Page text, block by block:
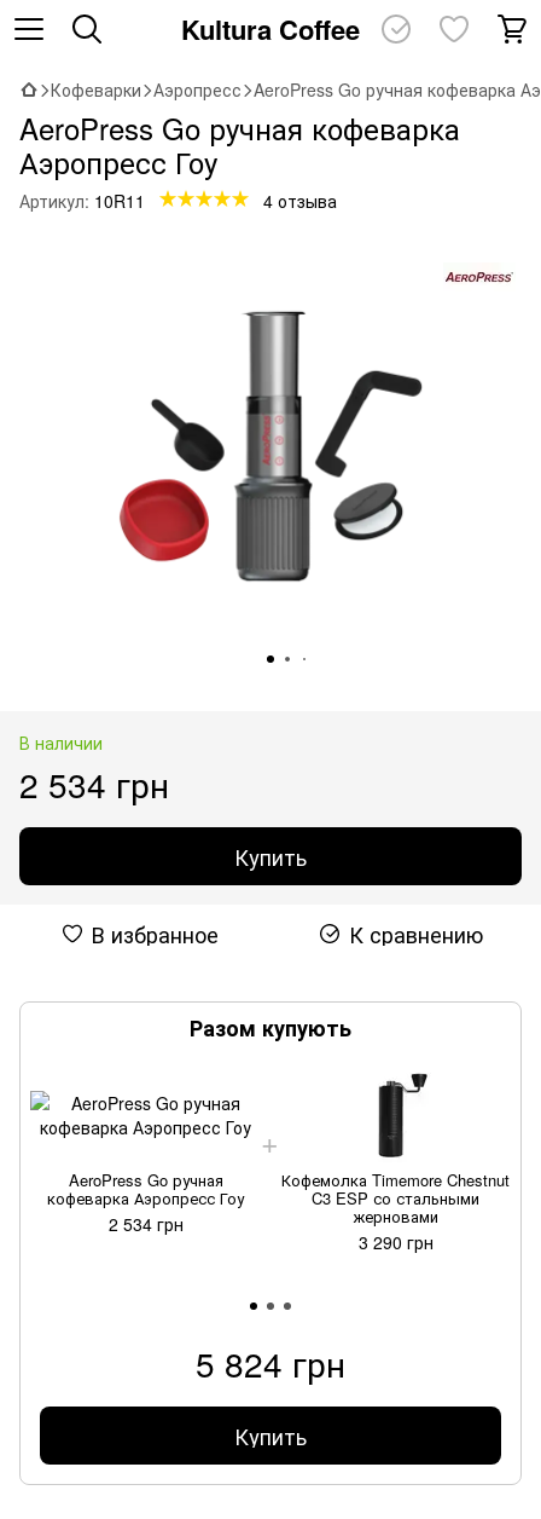
Kultura Coffee
Кофеварки Аэропресс AeroPress Go ручная кофеварка
AeroPress Go ручная кофеварка
Аэропресс Гоу
Артикул: 10R11 4 отзыва
В наличии
2 534 грн
Купить
В избранное К сравнению
Разом купують
AeroPress Go ручная
кофеварка Аэропресс Гоу
2 534 грн
Кофемолка Timemore Chestnut
C3 ESP со стальными
жерновами
3 290 грн
5 824 грн
Купить